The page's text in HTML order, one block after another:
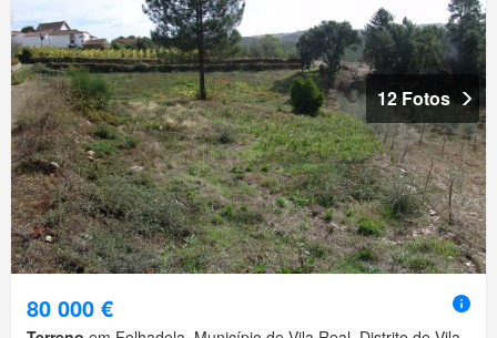
12 Fotos
80 000 €